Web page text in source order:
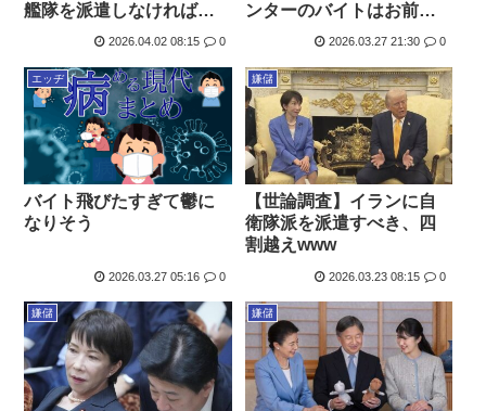
艦隊を派遣しなければ、
ウクライナへの支援を打
2026.04.02 08:15 0
ンターのバイトはお前に
合わない 辞めろ」
2026.03.27 21:30 0
エッヂ
バイト飛びたすぎて鬱に
なりそう
2026.03.27 05:16 0
嫌儲
【世論調査】イランに自
衛隊派を派遣すべき、四
割越えwww
2026.03.23 08:15 0
嫌儲 嫌儲